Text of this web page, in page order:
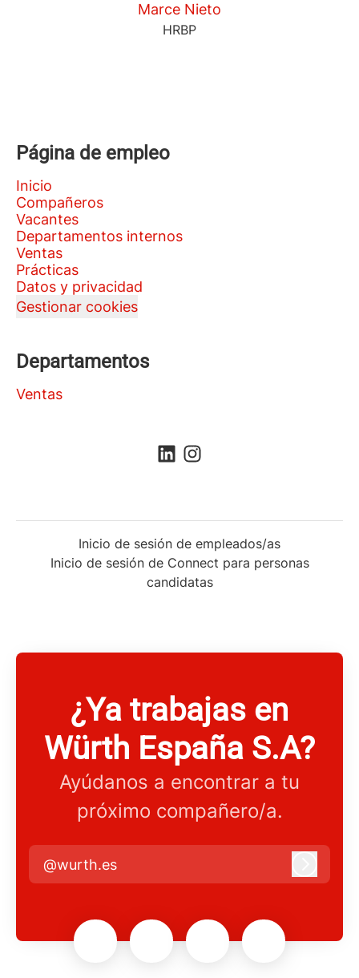
Marce Nieto
HRBP
Página de empleo
Inicio
Compañeros
Vacantes
Departamentos internos
Ventas
Prácticas
Datos y privacidad
Gestionar cookies
Departamentos
Ventas
Inicio de sesión de empleados/as
Inicio de sesión de Connect para personas
candidatas
¿Ya trabajas en
Würth España S.A?
Ayúdanos a encontrar a tu
próximo compañero/a.
@wurth.es